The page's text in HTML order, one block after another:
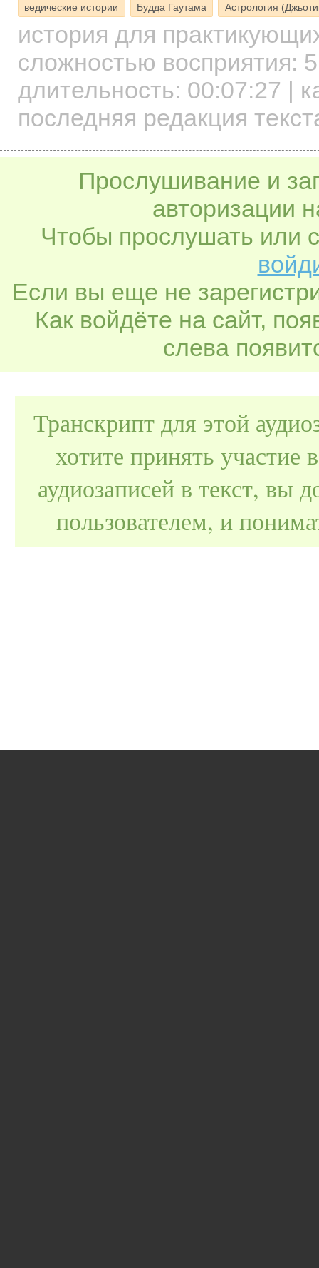
ведические истории Будда Гаутама Астрология
история для
сложностью восприятия: 5
длительность: 00:07:27 |
последняя редакция
Прослушивание и
авторизации
Чтобы прослушать или
Если вы еще не
Как войдёте на сайт,
слева
Транскрипт для этой
хотите принять
аудиозаписей в текст, вы
пользователем, и